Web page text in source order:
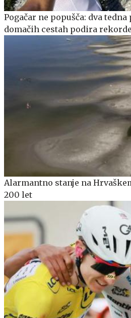
Pogačar ne popušča: dva tedna
domačih cestah podira rekorde
Alarmantno stanje na
200 let